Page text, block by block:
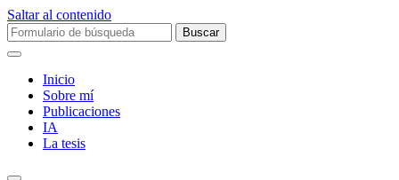
Saltar al contenido
Buscar:
Inicio
Sobre mí­
Publicaciones
IA
La tesis